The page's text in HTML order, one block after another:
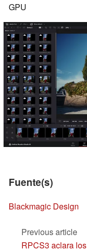
GPU
Fuente(s)
Blackmagic Design
Previous article
RPCS3 aclara los